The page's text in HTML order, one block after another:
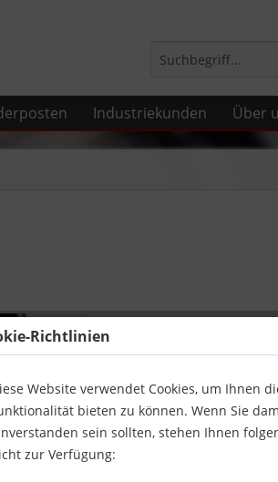
Industriekunden Über
Richtlinien
Website verwendet Cookies, um Ihnen
bieten zu können. Wenn Sie
sein sollten, stehen Ihnen
zur Verfügung: